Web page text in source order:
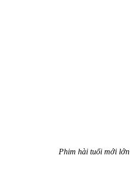
Phim hài tuổi mới lớn